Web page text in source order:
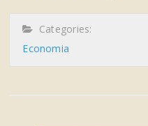
Categories:
Economia